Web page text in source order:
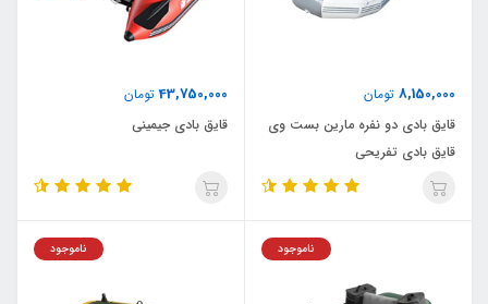
8,150,000 تومان
قایق بادی دو نفره مارین بست وی
قایق بادی تفریحی
43,750,000تومان
قایق بادی جیمینی
ناموجود ناموجود